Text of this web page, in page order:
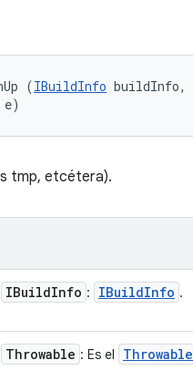
(IBuildInfo buildInfo,
tmp, etcétera).
IBuildInfo : IBuildInfo .
Throwable : Es el Throwable